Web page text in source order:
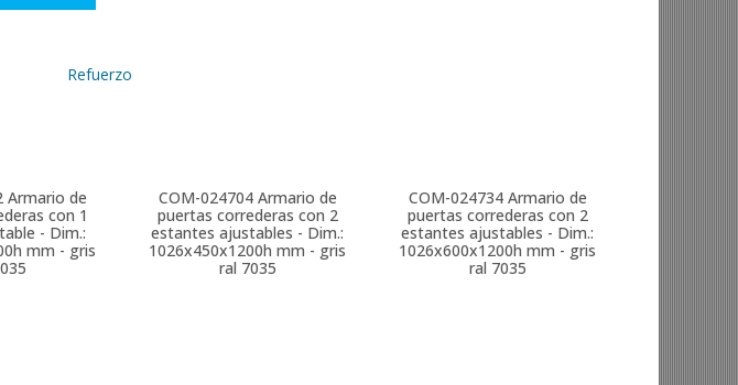
Refuerzo
Armario de
con 1
- Dim.:
mm - gris
COM-024704 Armario de
puertas correderas con 2
estantes ajustables - Dim.:
1026x450x1200h mm - gris
ral 7035
COM-024734 Armario de
puertas correderas con 2
estantes ajustables - Dim.:
1026x600x1200h mm - gris
ral 7035